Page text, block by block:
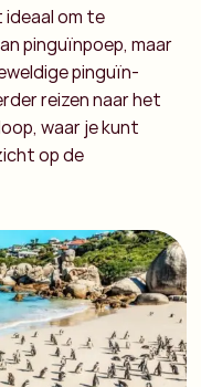
om te
pinguïnpoep, maar
pinguïn-
reizen naar het
waar je kunt
op de